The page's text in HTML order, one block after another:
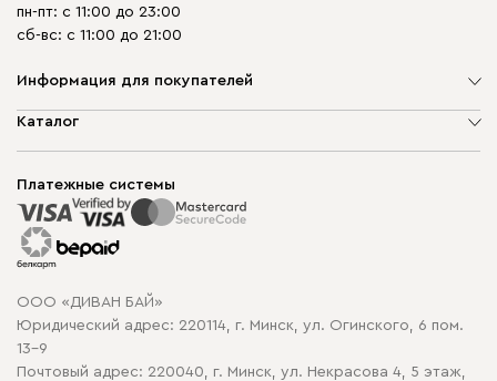
пн-пт: с 11:00 до 23:00
сб-вс: с 11:00 до 21:00
Информация для покупателей
О компании
Способы оплаты
Рассрочка и кредит
Гарантия
Карта сайта
Политика конфиденциальности
Политика в отношении обработки cookie
Каталог
Корпусная мебель
Распродажа мебели
Платежные системы
ООО «ДИВАН БАЙ»
Юридический адрес: 220114, г. Минск, ул. Огинского, 6 пом.
13-9
Почтовый адрес: 220040, г. Минск, ул. Некрасова 4, 5 этаж,